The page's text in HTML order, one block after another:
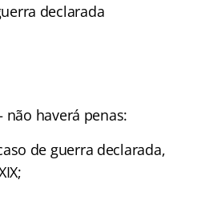
declarada
não haverá penas:
de guerra declarada,